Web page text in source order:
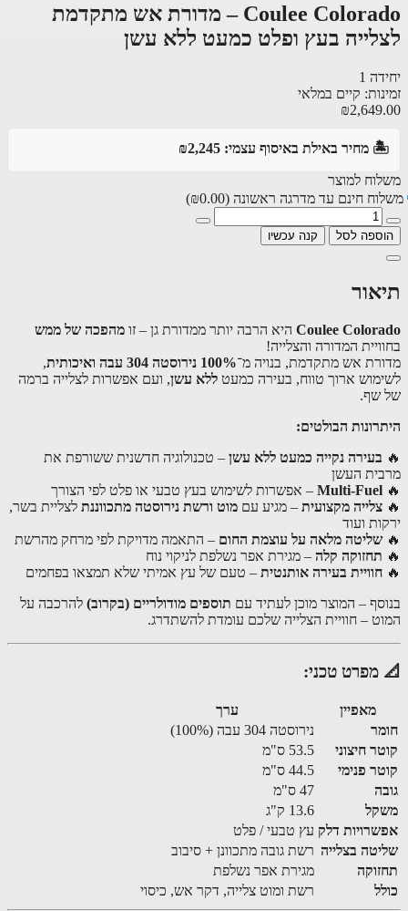
Coulee Colorado – מדורת אש מתקדמת
בעץ ופלט כמעט ללא עשן
1
קיים במלאי
מחיר באילת באיסוף עצמי: ₪2,245
למוצר
חינם עד מדרגה ראשונה(₪0.00)
לסל קנה עכשיו
Couleeהיא הרבה יותר ממדורת גן – זו מהפכה של ממש
המדורה והצלייה!
אש מתקדמת, בנויה מ־100% נירוסטה 304 עבה ואיכותית
,
ארוך טווח, בעירה כמעטללא עשן , ועם אפשרות לצלייה ברמה
שף.
הבולטים:
בעירה נקייה כמעט ללא עשן – טכנולוגיה חדשנית ששורפת את
העשן
Multi-Fuel– אפשרות לשימוש בעץ טבעי או פלט לפי הצורך
צלייה מקצועית– מגיע עם מוט ורשת נירוסטה מתכווננתלצליית בשר,
ועוד
שליטה מלאה על עוצמת החום– התאמה מדויקת לפי מרחק מהרשת
תחזוקה קלה – מגירת אפר נשלפת לניקוי נוח
חוויית בעירה אותנטית– טעם של עץ אמיתי שלא תמצאו בפחמים
– המוצר מוכן לעתיד עם תוספים מודולריים (בקרוב)להרכבה על
– חוויית הצלייה שלכם עומדת להשתדרג.
מפרט טכני:
מאפיין
נירוסטה 304 עבה (100%)
חיצוני
53.5 ס"מ
פנימי
44.5 ס"מ
13.6 ק"ג
דלק עץ טבעי / פלט
בצלייה רשת גובה מתכוונן + סיבוב
מגירת אפר נשלפת
רשת ומוט צלייה, דקר אש, כיסוי